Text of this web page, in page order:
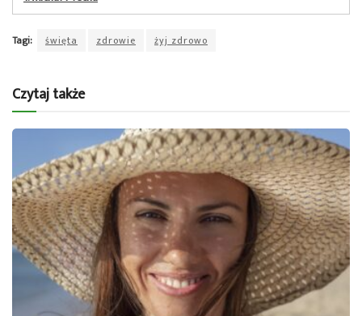
Tagi: święta zdrowie żyj zdrowo
Czytaj także